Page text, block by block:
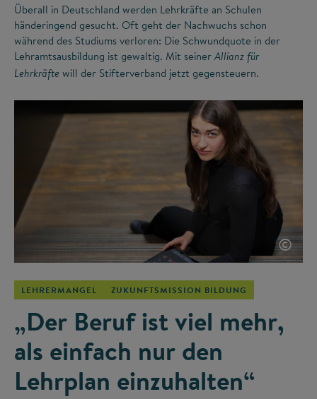
Überall in Deutschland werden Lehrkräfte an Schulen
händeringend gesucht. Oft geht der Nachwuchs schon
während des Studiums verloren: Die Schwundquote in der
Lehramtsausbildung ist gewaltig. Mit seiner Allianz für
Lehrkräfte will der Stifterverband jetzt gegensteuern.
©
LEHRERMANGEL ZUKUNFTSMISSION BILDUNG
„Der Beruf ist viel mehr,
als einfach nur den
Lehrplan einzuhalten“